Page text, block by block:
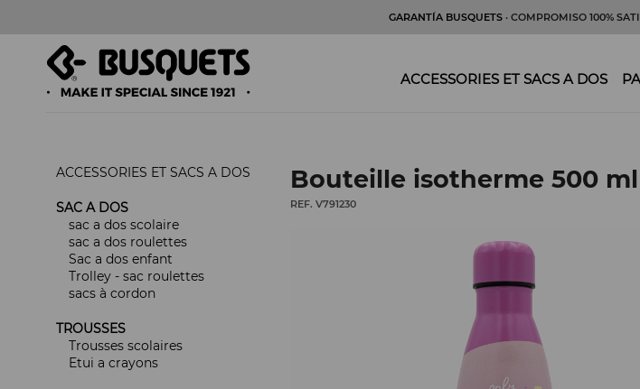
GARANTÍA BUSQUETS · COMPROMISO 100%
ACCESSORIES ET SACS A DOS
ACCESSORIES ET SACS A DOS
SAC A DOS
sac a dos scolaire
sac a dos roulettes
Sac a dos enfant
Trolley - sac roulettes
sacs à cordon
TROUSSES
Trousses scolaires
Etui a crayons
Bouteille isotherme 500
REF. V791230